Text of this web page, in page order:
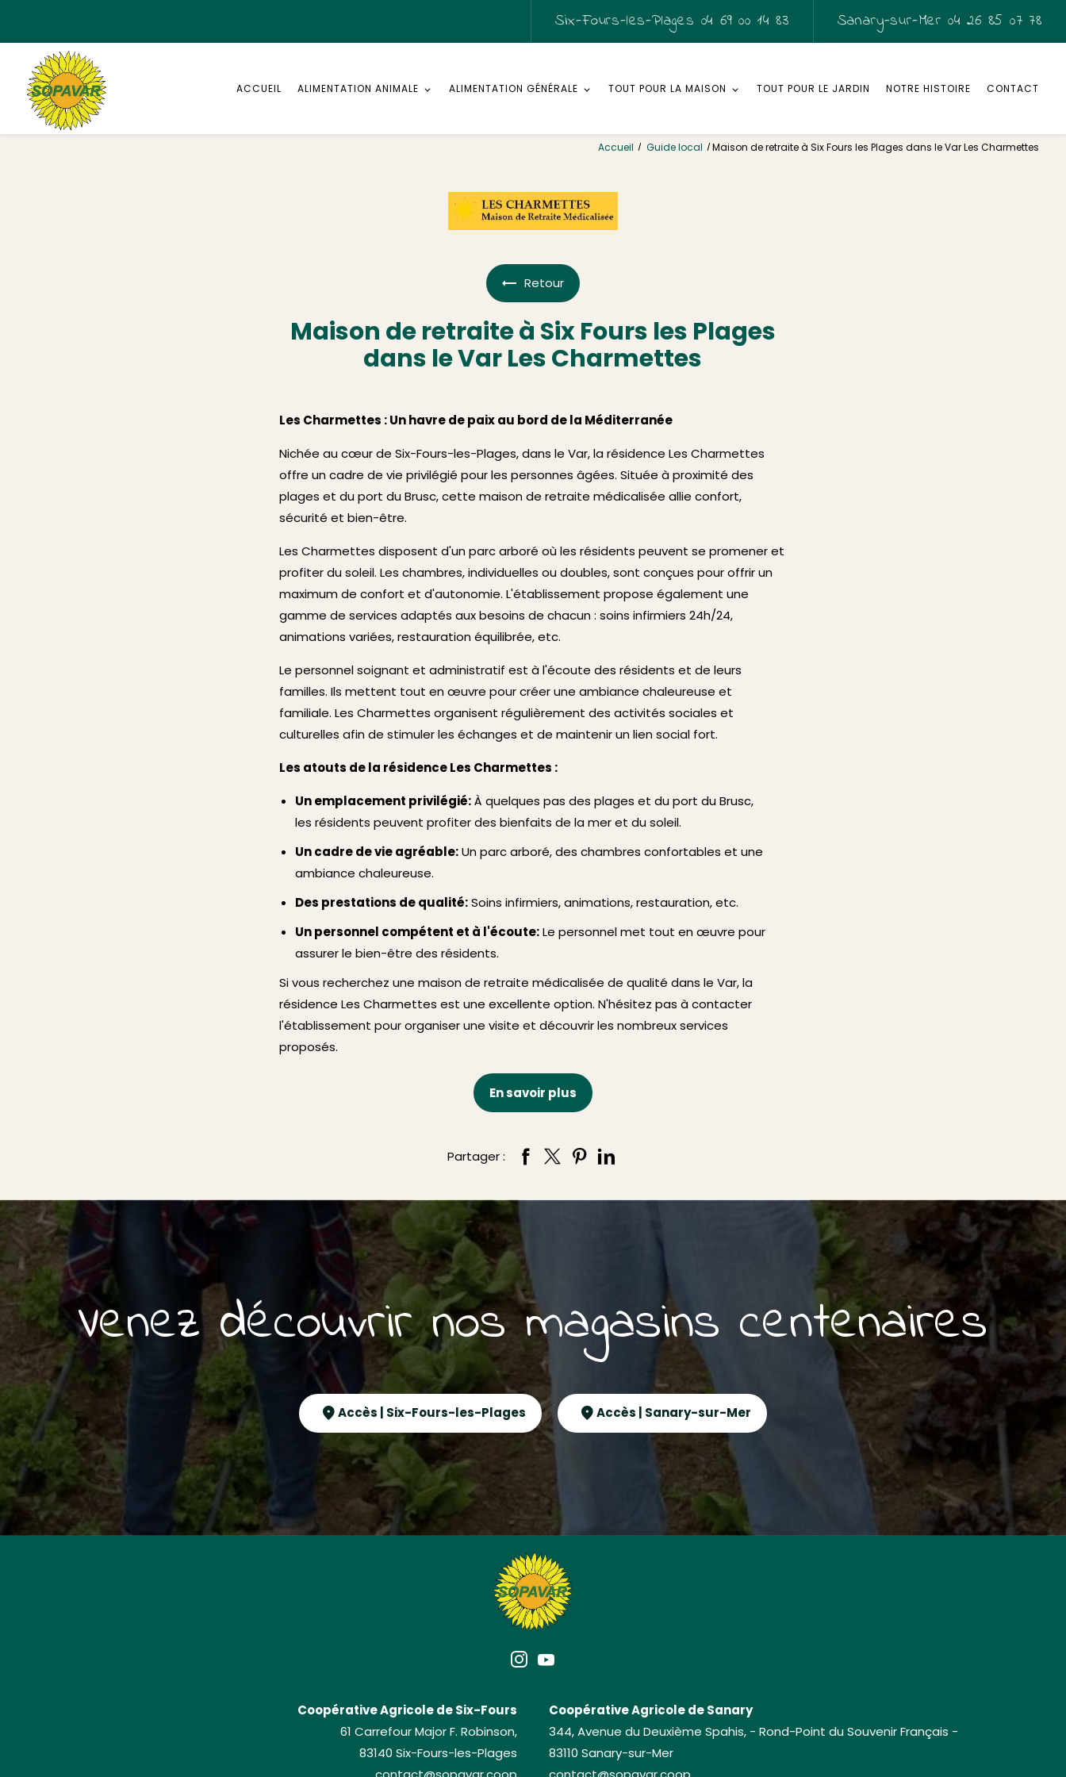
Six-Fours-les-Plages 04 69 00 14 83 Sanary-sur-Mer 04 26 85 07 78
ACCUEIL ALIMENTATION ANIMALE ALIMENTATION GÉNÉRALE TOUT POUR LA MAISON TOUT POUR LE JARDIN NOTRE HISTOIRE CONTACT
Accueil Guide local Maison de retraite à Six Fours les Plages dans le Var Les Charmettes
Retour
Maison de retraite à Six Fours les Plages
dans le Var Les Charmettes
Les Charmettes : Un havre de paix au bord de la Méditerranée
Nichée au cœur de Six-Fours-les-Plages, dans le Var, la résidence Les Charmettes
offre un cadre de vie privilégié pour les personnes âgées. Située à proximité des
plages et du port du Brusc, cette maison de retraite médicalisée allie confort,
sécurité et bien-être.
Les Charmettes disposent d'un parc arboré où les résidents peuvent se promener et
profiter du soleil. Les chambres, individuelles ou doubles, sont conçues pour offrir un
maximum de confort et d'autonomie. L'établissement propose également une
gamme de services adaptés aux besoins de chacun : soins infirmiers 24h/24,
animations variées, restauration équilibrée, etc.
Le personnel soignant et administratif est à l'écoute des résidents et de leurs
familles. Ils mettent tout en œuvre pour créer une ambiance chaleureuse et
familiale. Les Charmettes organisent régulièrement des activités sociales et
culturelles afin de stimuler les échanges et de maintenir un lien social fort.
Les atouts de la résidence Les Charmettes :
Un emplacement privilégié:À quelques pas des plages et du port du Brusc,
les résidents peuvent profiter des bienfaits de la mer et du soleil.
Un cadre de vie agréable:Un parc arboré, des chambres confortables et une
ambiance chaleureuse.
Des prestations de qualité:Soins infirmiers, animations, restauration, etc.
Un personnel compétent et à l'écoute:Le personnel met tout en œuvre pour
assurer le bien-être des résidents.
Si vous recherchez une maison de retraite médicalisée de qualité dans le Var, la
résidence Les Charmettes est une excellente option. N'hésitez pas à contacter
l'établissement pour organiser une visite et découvrir les nombreux services
proposés.
En savoir plus
Partager :
Venez découvrir nos magasins centenaires
Accès | Six-Fours-les-Plages Accès | Sanary-sur-Mer
Coopérative Agricole de Six-Fours
61 Carrefour Major F. Robinson,
83140 Six-Fours-les-Plages
Coopérative Agricole de Sanary
344, Avenue du Deuxième Spahis, - Rond-Point du Souvenir Français -
83110 Sanary-sur-Mer